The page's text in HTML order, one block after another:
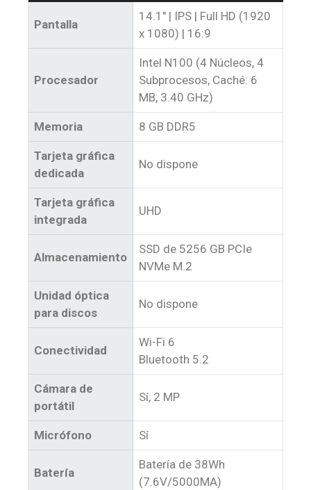
Pantalla
14.1″ | IPS | Full HD (1920
x 1080) | 16:9
Procesador
Intel N100 (4 Núcleos, 4
Subprocesos, Caché: 6
MB, 3.40 GHz)
Memoria 8 GB DDR5
Tarjeta gráfica
dedicada
No dispone
Tarjeta gráfica
integrada
UHD
Almacenamiento
SSD de 5256 GB PCIe
NVMe M.2
Unidad óptica
para discos
No dispone
Conectividad
Wi-Fi 6
Bluetooth 5.2
Cámara de
portátil
Sí, 2 MP
Micrófono Sí
Batería
Batería de 38Wh
(7.6V/5000MA)